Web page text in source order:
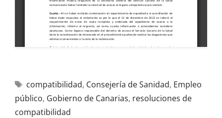
compatibilidad, Consejería de Sanidad, Empleo
público, Gobierno de Canarias, resoluciones de
compatibilidad